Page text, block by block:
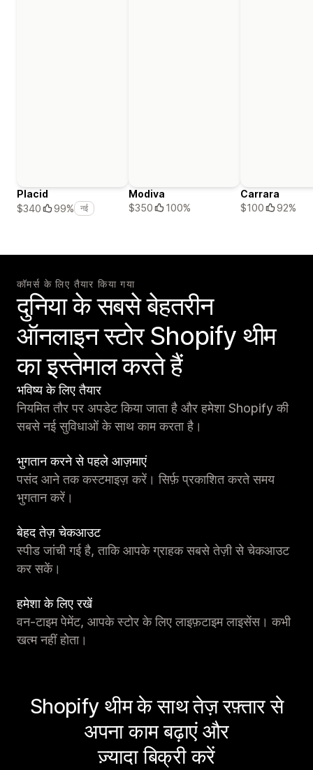
Placid
$340
99% नई
Modiva
$350
100%
Carrara
$100
92%
कॉमर्स के लिए तैयार किया गया
दुनिया के सबसे बेहतरीन
ऑनलाइन स्टोर Shopify थीम
का इस्तेमाल करते हैं
भविष्य के लिए तैयार
नियमित तौर पर अपडेट किया जाता है और हमेशा Shopify की
सबसे नई सुविधाओं के साथ काम करता है।
भुगतान करने से पहले आज़माएं
पसंद आने तक कस्टमाइज़ करें। सिर्फ़ प्रकाशित करते समय
भुगतान करें।
बेहद तेज़ चेकआउट
स्पीड जांची गई है, ताकि आपके ग्राहक सबसे तेज़ी से चेकआउट
कर सकें।
हमेशा के लिए रखें
वन-टाइम पेमेंट, आपके स्टोर के लिए लाइफ़टाइम लाइसेंस। कभी
खत्म नहीं होता।
Shopify थीम के साथ तेज़ रफ़्तार से
अपना काम बढ़ाएं और
ज़्यादा बिक्री करें